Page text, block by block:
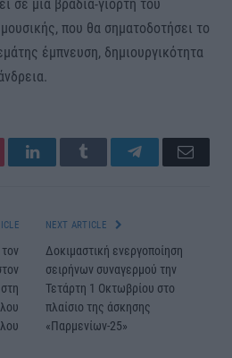
σε μια βραδιά-γιορτή του
που θα σηματοδοτήσει το
έμπνευση, δημιουργικότητα
LinkedInTumblr TelegramEmail
NEXT ARTICLE
Δοκιμαστική ενεργοποίηση
σειρήνων συναγερμού την
Τετάρτη 1 Οκτωβρίου στο
πλαίσιο της άσκησης
«Παρμενίων-25»